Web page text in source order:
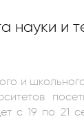
науки и
и
Сегодня наша